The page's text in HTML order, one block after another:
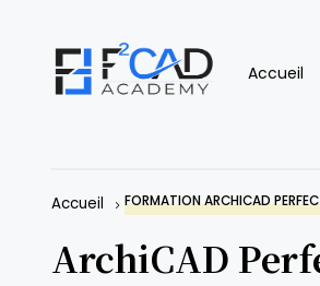
Accueil
Accueil FORMATION ARCHICAD
ArchiCAD